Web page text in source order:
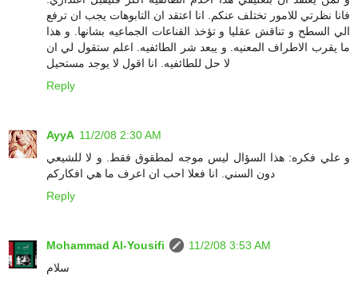
فانا نظرتي للامور تختلف عنكم. انا اعتقد ان التابوهات يجب ان ترفع
الي السطح و تناقش عقليا و تؤخذ القناعات الجماعيه بشانها. و هذا
ما يقرب الاطراف المعنيه. و يبعد شر الطائفيه. اعلم ستقول لي ان
لا حل للطائفيه. انا اقول لا يوجد مستحيل
Reply
AyyA 11/2/08 2:30 AM
و علي فكره: هذا السؤال ليس موجه لمطقوق فقط. و لا للشيعي
دون السني. انا فعلا احب ان اعرف ما هي افكاركم
Reply
Mohammad Al-Yousifi
11/2/08 3:53 AM
سلام